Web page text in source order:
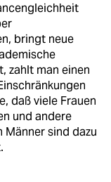
bringt neue
zahlt man einen
daß viele Frauen
und andere
sind dazu